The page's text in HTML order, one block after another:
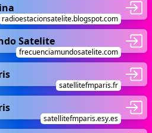
radioestacionsatelite.blogspot.com
Satelite
frecuenciamundosatelite.com
satellitefmparis.fr
satellitefmparis.esy.es